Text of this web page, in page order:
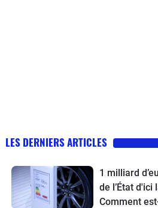
LES DERNIERS ARTICLES
1 milliard
de l’État d'ici
Comment